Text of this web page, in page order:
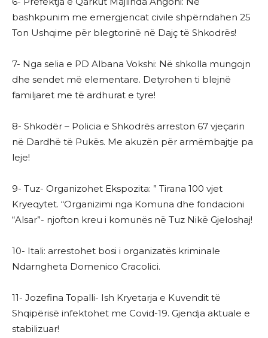
bashkpunim me emergjencat civile shpërndahen 25
Ton Ushqime për blegtorinë në Dajç të Shkodrës!
7- Nga selia e PD Albana Vokshi: Në shkolla mungojn
dhe sendet më elementare. Detyrohen ti blejnë
familjaret me të ardhurat e tyre!
8- Shkodër – Policia e Shkodrës arreston 67 vjeçarin
në Dardhë të Pukës. Me akuzën për armëmbajtje pa
leje!
9- Tuz- Organizohet Ekspozita: ” Tirana 100 vjet
Kryeqytet. “Organizimi nga Komuna dhe fondacioni
“Alsar”- njofton kreu i komunës në Tuz Nikë Gjeloshaj!
10- Itali: arrestohet bosi i organizatës kriminale
Ndarngheta Domenico Cracolici.
11- Jozefina Topalli- Ish Kryetarja e Kuvendit të
Shqipërisë infektohet me Covid-19. Gjendja aktuale e
stabilizuar!